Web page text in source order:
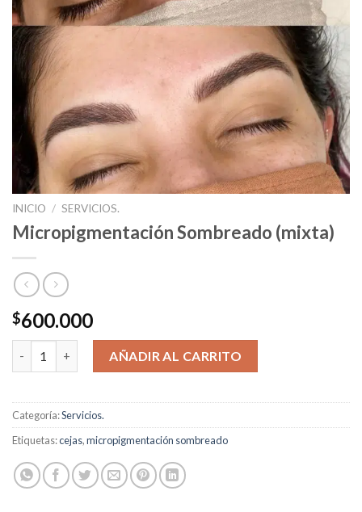
INICIO / SERVICIOS.
Micropigmentación Sombreado (mixta)
$600.000
Micropigmentación Sombreado (mixta) cantidad
AÑADIR AL CARRITO
Categoría:Servicios.
Etiquetas:cejas,micropigmentación sombreado